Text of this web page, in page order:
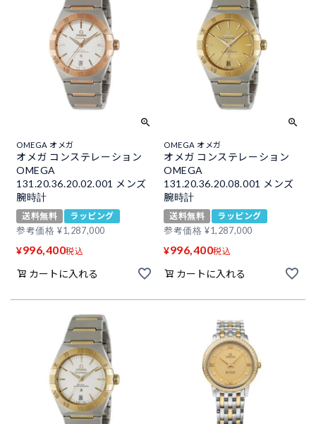
OMEGA オメガ
オメガ コンステレーション
OMEGA
131.20.36.20.02.001 メンズ
腕時計
送料無料
ラッピング
参考価格 ¥1,287,000
¥996,400税込
カートに入れる
OMEGA オメガ
オメガ コンステレーション
OMEGA
131.20.36.20.08.001 メンズ
腕時計
送料無料
ラッピング
参考価格 ¥1,287,000
¥996,400税込
カートに入れる